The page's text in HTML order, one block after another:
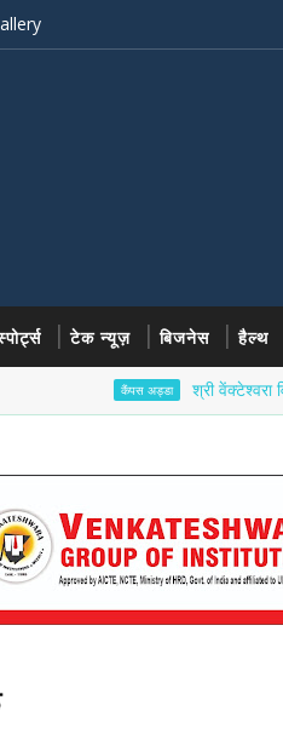
टेक न्यूज़ बिजनेस हैल्थ
श्री वेंक्टेश्वरा